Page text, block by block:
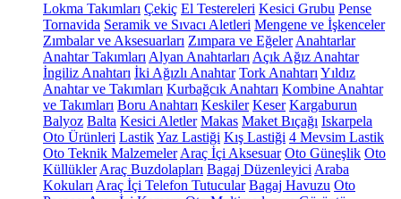
Lokma Takımları Çekiç El Testereleri Kesici Grubu Pense
Tornavida Seramik ve Sıvacı Aletleri Mengene ve İşkenceler
Zımbalar ve Aksesuarları Zımpara ve Eğeler Anahtarlar
Anahtar Takımları Alyan Anahtarları Açık Ağız Anahtar
İngiliz Anahtarı İki Ağızlı Anahtar Tork Anahtarı Yıldız
Anahtar ve Takımları Kurbağcık Anahtarı Kombine Anahtar
ve Takımları Boru Anahtarı Keskiler Keser Kargaburun
Balyoz Balta Kesici Aletler Makas Maket Bıçağı Iskarpela
Oto Ürünleri LastikYaz Lastiği Kış Lastiği 4 Mevsim Lastik
Oto Teknik Malzemeler Araç İçi Aksesuar Oto Güneşlik Oto
Küllükler Araç Buzdolapları Bagaj Düzenleyici Araba
Kokuları Araç İçi Telefon Tutucular Bagaj Havuzu Oto